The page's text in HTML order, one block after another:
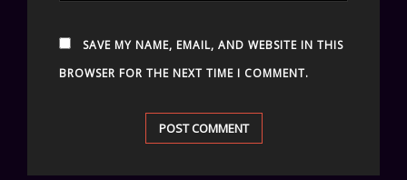
SAVE MY NAME, EMAIL, AND WEBSITE IN THIS
BROWSER FOR THE NEXT TIME I COMMENT.